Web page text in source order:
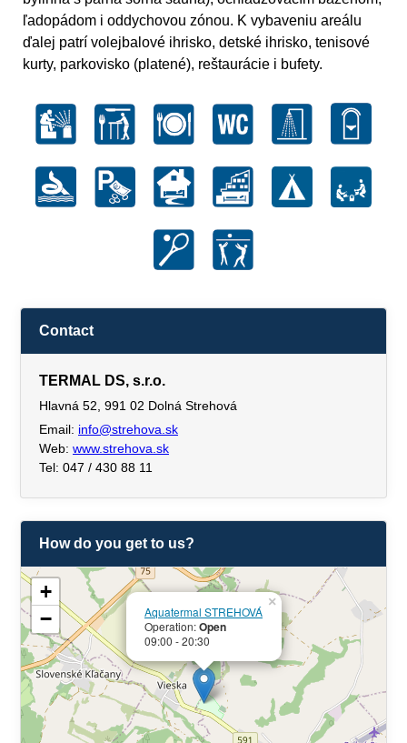
ľadopádom i oddychovou zónou. K vybaveniu areálu
ďalej patrí volejbalové ihrisko, detské ihrisko, tenisové
kurty, parkovisko (platené), reštaurácie i bufety.
Contact
TERMAL DS, s.r.o.
Hlavná 52, 991 02 Dolná Strehová
Email: info@strehova.sk
Web: www.strehova.sk
Tel: 047 / 430 88 11
How do you get to us?
Aquatermal STREHOVÁ
Operation:Open
09:00 - 20:30
×
+
−